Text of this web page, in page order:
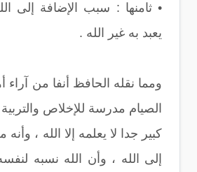
• ثامنها : سبب الإضافة إلى
يعبد به غير الله .
ومما نقله الحافظ أنفا من آراء
الصيام مدرسة للإخلاص
كبير جدا لا يعلمه إلا الله ،
إلى الله ، وأن الله نسبه